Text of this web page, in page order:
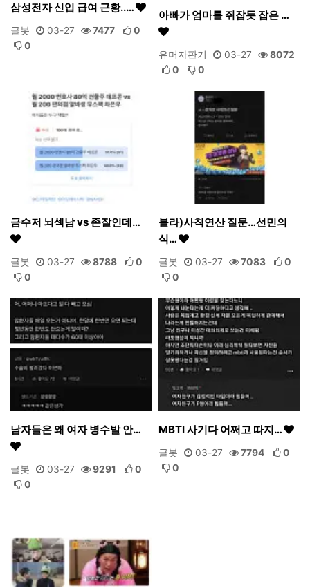
삼성전자 신입 급여 근황..…
글봇 03-27 7477
0
0
아빠가 엄마를 쥐잡듯 잡은 …
유머자판기 03-27
8072
0
0
금수저 뇌섹남 vs 존잘인데…
글봇 03-27 8788
0
0
블라)사칙연산 질문…선민의
식…
글봇 03-27 7083
0
0
남자들은 왜 여자 병수발 안…
글봇 03-27 9291
0
0
MBTI 사기다 어쩌고 따지…
글봇 03-27 7794
0
0